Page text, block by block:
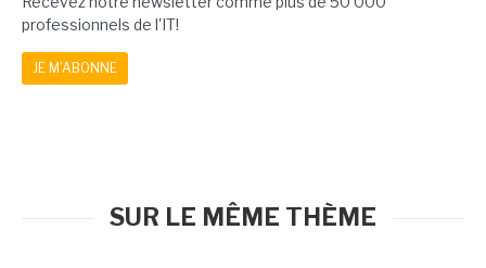
professionnels de l'IT!
JE M'ABONNE
SUR LE MÊME THÈME